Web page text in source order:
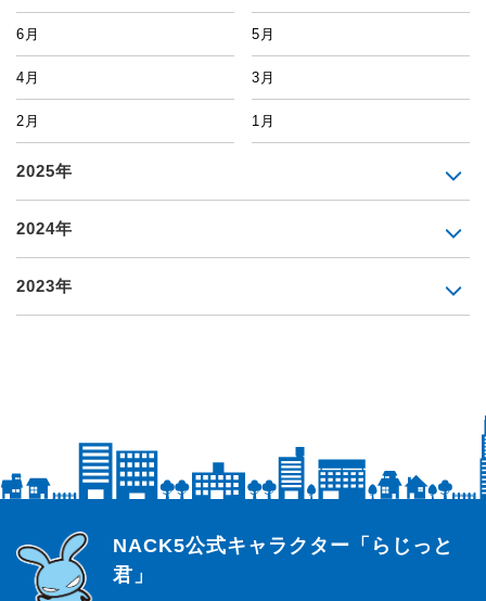
6月 5月
4月 3月
2月 1月
2025年
2024年
2023年
らじっと君
NACK5公式キャラクター「らじっと
君」